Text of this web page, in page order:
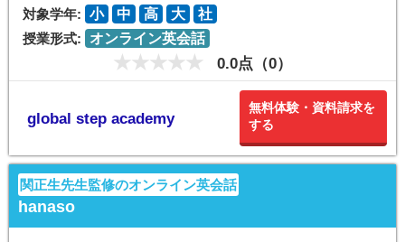
対象学年: 小 中 高 大
社
授業形式:
オンライン英会話
0.0点（0）
global step academy
無料体験・資料請求を
する
関正生先生監修のオンライン英会話
hanaso